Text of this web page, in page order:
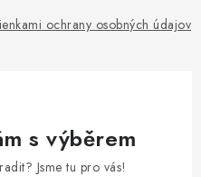
ochrany osobných údajov
s výběrem
Jsme tu pro vás!